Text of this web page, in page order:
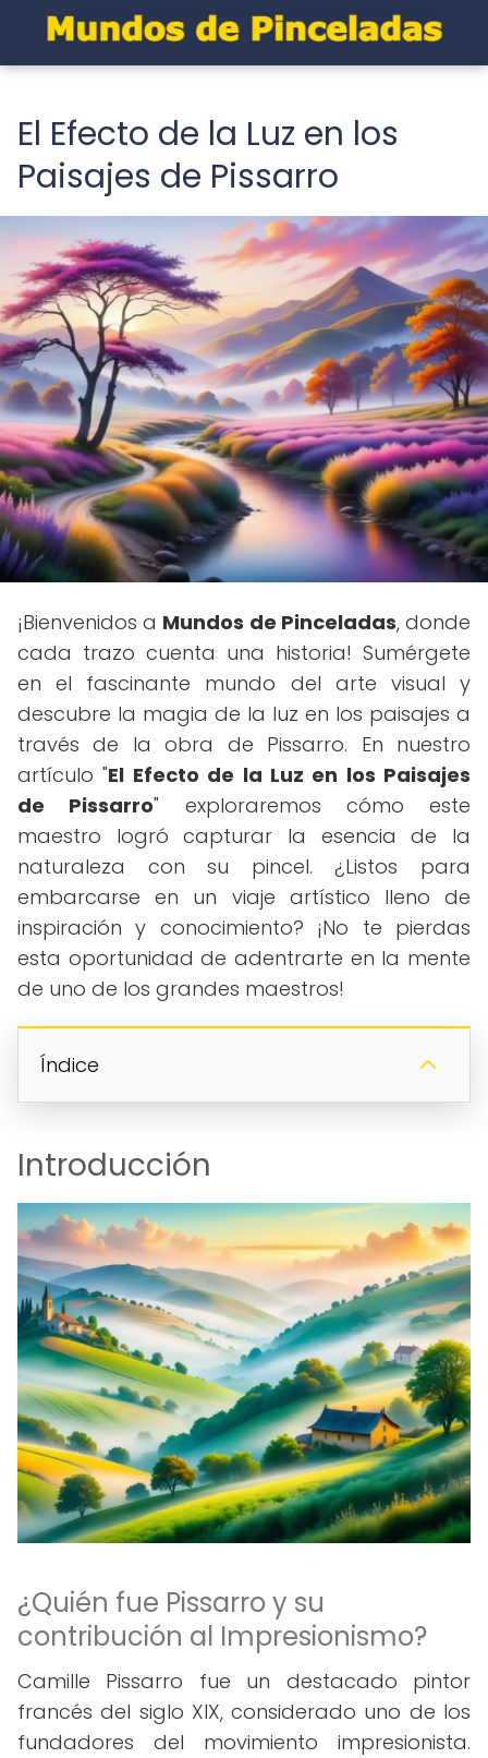
El Efecto de la Luz en los
Paisajes de Pissarro
¡Bienvenidos a Mundos de Pinceladas, donde
cada trazo cuenta una historia! Sumérgete
en el fascinante mundo del arte visual y
descubre la magia de la luz en los paisajes a
través de la obra de Pissarro. En nuestro
artículo "El Efecto de la Luz en los Paisajes
de Pissarro" exploraremos cómo este
maestro logró capturar la esencia de la
naturaleza con su pincel. ¿Listos para
embarcarse en un viaje artístico lleno de
inspiración y conocimiento? ¡No te pierdas
esta oportunidad de adentrarte en la mente
de uno de los grandes maestros!
Índice
Introducción
¿Quién fue Pissarro y su
contribución al Impresionismo?
Camille Pissarro fue un destacado pintor
francés del siglo XIX, considerado uno de los
fundadores del movimiento impresionista.